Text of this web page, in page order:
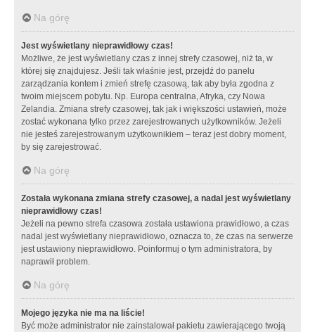
Na górę
Jest wyświetlany nieprawidłowy czas!
Możliwe, że jest wyświetlany czas z innej strefy czasowej, niż ta, w
której się znajdujesz. Jeśli tak właśnie jest, przejdź do panelu
zarządzania kontem i zmień strefę czasową, tak aby była zgodna z
twoim miejscem pobytu. Np. Europa centralna, Afryka, czy Nowa
Zelandia. Zmiana strefy czasowej, tak jak i większości ustawień, może
zostać wykonana tylko przez zarejestrowanych użytkowników. Jeżeli
nie jesteś zarejestrowanym użytkownikiem – teraz jest dobry moment,
by się zarejestrować.
Na górę
Została wykonana zmiana strefy czasowej, a nadal jest wyświetlany
nieprawidłowy czas!
Jeżeli na pewno strefa czasowa została ustawiona prawidłowo, a czas
nadal jest wyświetlany nieprawidłowo, oznacza to, że czas na serwerze
jest ustawiony nieprawidłowo. Poinformuj o tym administratora, by
naprawił problem.
Na górę
Mojego języka nie ma na liście!
Być może administrator nie zainstalował pakietu zawierającego twoją